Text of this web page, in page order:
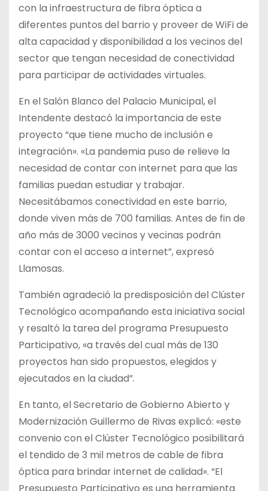
con la infraestructura de fibra óptica a
diferentes puntos del barrio y proveer de WiFi de
alta capacidad y disponibilidad a los vecinos del
sector que tengan necesidad de conectividad
para participar de actividades virtuales.
En el Salón Blanco del Palacio Municipal, el
Intendente destacó la importancia de este
proyecto “que tiene mucho de inclusión e
integración». «La pandemia puso de relieve la
necesidad de contar con internet para que las
familias puedan estudiar y trabajar.
Necesitábamos conectividad en este barrio,
donde viven más de 700 familias. Antes de fin de
año más de 3000 vecinos y vecinas podrán
contar con el acceso a internet”, expresó
Llamosas.
También agradeció la predisposición del Clúster
Tecnológico acompañando esta iniciativa social
y resaltó la tarea del programa Presupuesto
Participativo, «a través del cual más de 130
proyectos han sido propuestos, elegidos y
ejecutados en la ciudad”.
En tanto, el Secretario de Gobierno Abierto y
Modernización Guillermo de Rivas explicó: «este
convenio con el Clúster Tecnológico posibilitará
el tendido de 3 mil metros de cable de fibra
óptica para brindar internet de calidad». “El